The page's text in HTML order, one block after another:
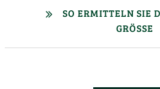
SO ERMITTELN SIE
GRÖSSE